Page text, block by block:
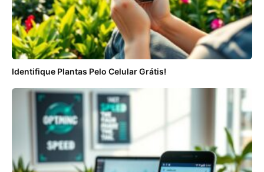
Identifique Plantas Pelo Celular Grátis!